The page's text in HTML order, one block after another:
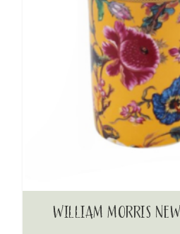
WILLIAM MORRIS